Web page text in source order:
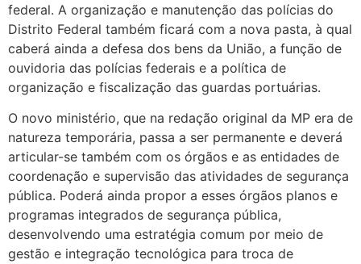
federal. A organização e manutenção das polícias do
Distrito Federal também ficará com a nova pasta, à qual
caberá ainda a defesa dos bens da União, a função de
ouvidoria das polícias federais e a política de
organização e fiscalização das guardas portuárias.
O novo ministério, que na redação original da MP era de
natureza temporária, passa a ser permanente e deverá
articular-se também com os órgãos e as entidades de
coordenação e supervisão das atividades de segurança
pública. Poderá ainda propor a esses órgãos planos e
programas integrados de segurança pública,
desenvolvendo uma estratégia comum por meio de
gestão e integração tecnológica para troca de